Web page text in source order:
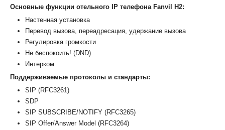
Основные функцииотельного IP телефона Fanvil H2:
Настенная установка
Перевод вызова, переадресация, удержание вызова
Регулировка громкости
Не беспокоить! (DND)
Интерком
Поддерживаемые протоколы и стандарты:
SIP (RFC3261)
SDP
SIP SUBSCRIBE/NOTIFY (RFC3265)
SIP Offer/Answer Model (RFC3264)